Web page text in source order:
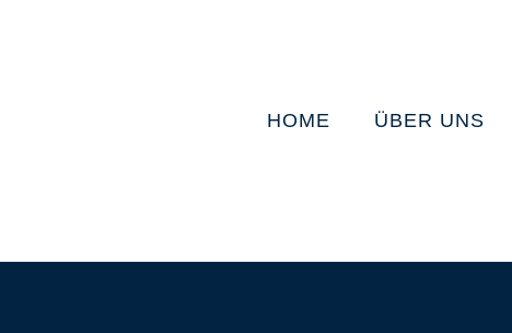
HOME ÜBER UNS